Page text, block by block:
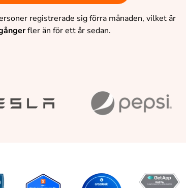
registrerade sig förra månaden, vilket är
fler än för ett år sedan.